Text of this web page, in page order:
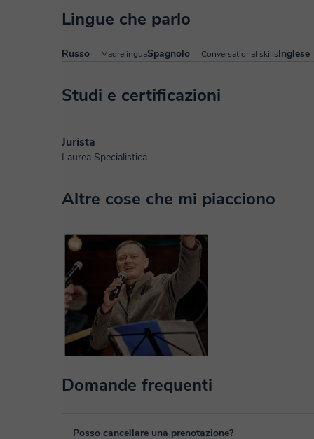
Lingue che parlo
Russo MadrelinguaSpagnolo Conversational skillsInglese
Studi e certificazioni
Jurista
Laurea Specialistica
Altre cose che mi piacciono
Domande frequenti
Posso cancellare una prenotazione?